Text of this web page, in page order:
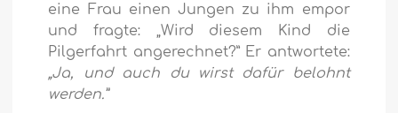
eine Frau einen Jungen zu ihm empor
und fragte: „Wird diesem Kind die
Pilgerfahrt angerechnet?” Er antwortete:
„Ja, und auch du wirst dafür belohnt
werden.”